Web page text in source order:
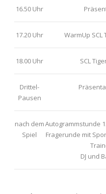
16.50 Uhr
17.20 Uhr WarmUp
18.00 Uhr SCL
Drittel-
Pausen
nach dem
Spiel
Autogrammstunde
Fragerunde mit
DJ und